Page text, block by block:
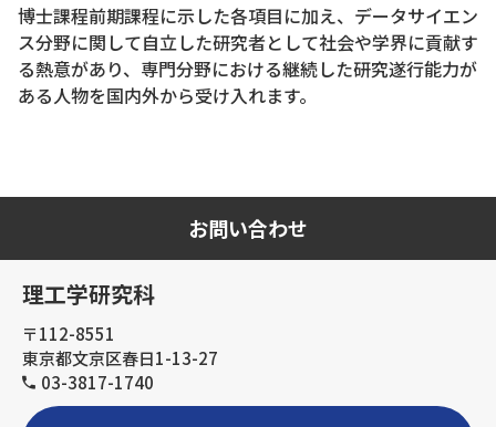
博士課程前期課程に示した各項目に加え、データサイエン
ス分野に関して自立した研究者として社会や学界に貢献す
る熱意があり、専門分野における継続した研究遂行能力が
ある人物を国内外から受け入れます。
お問い合わせ
理工学研究科
〒112-8551
東京都文京区春日1-13-27
03-3817-1740